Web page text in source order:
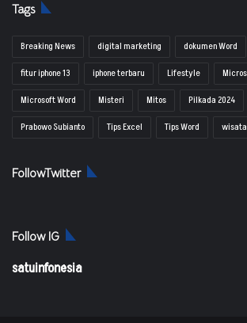
Tags
Breaking News digital marketing dokumen Word
fitur iphone 13
iphone terbaru Lifestyle
Microsoft Word
Misteri Mitos Pilkada 2024
Prabowo Subianto
Tips Excel Tips Word wisata
FollowTwitter
Follow IG
satuinfonesia